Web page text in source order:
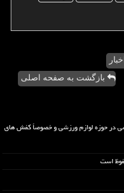
بازگشت به صفحه اصلی
در حوزه لوازم ورزشی و خصوصاً کفش های